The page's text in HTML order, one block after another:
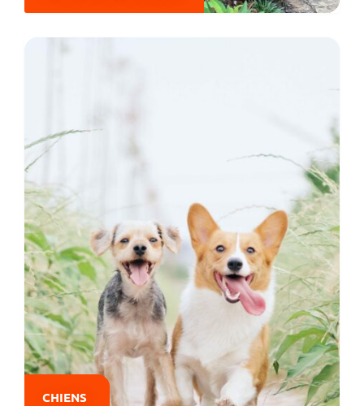
CHIENS